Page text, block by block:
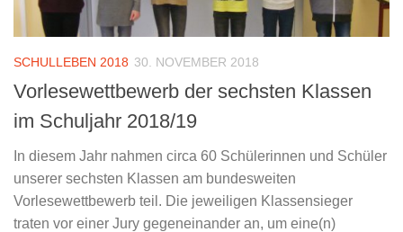
SCHULLEBEN 2018 30. NOVEMBER 2018
Vorlesewettbewerb der sechsten Klassen
im Schuljahr 2018/19
In diesem Jahr nahmen circa 60 Schülerinnen und Schüler
unserer sechsten Klassen am bundesweiten
Vorlesewettbewerb teil. Die jeweiligen Klassensieger
traten vor einer Jury gegeneinander an, um eine(n)